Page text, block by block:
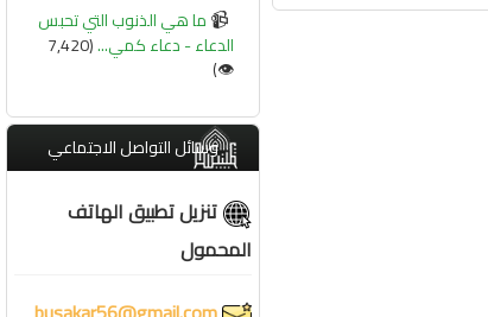
📹ما هي الذنوب التي تحبس
الدعاء - دعاء كمي... (7,420
👁️)
وسائل التواصل الاجتماعي
تنزيل تطبيق الهاتف
المحمول